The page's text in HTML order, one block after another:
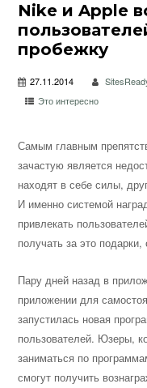
Nike и Apple
пробежку
27.11.2014
Это интересно
Самым главным
зачастую является
находят в себе силы,
И именно системой
привлекать
получать за это
Пару дней назад в
приложении для
запустилась новая
пользователей. Юзеры,
заниматься по
смогут получить